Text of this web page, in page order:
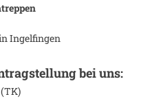
Ingelfingen
bei uns: